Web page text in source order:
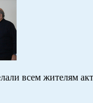
всем жителям